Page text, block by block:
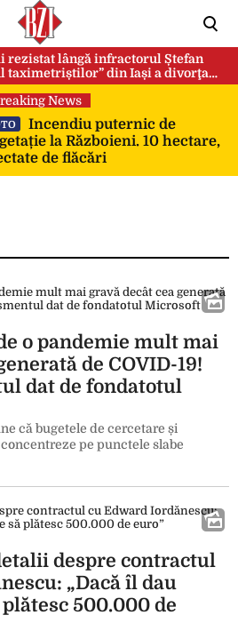
rezistat lângă infractorul Ștefan
taximetriștilor” din Iași a divorţat
News
Incendiu puternic de
la Războieni. 10 hectare,
de flăcări
o pandemie mult mai
de COVID-19!
dat de fondatotul
că bugetele de cercetare și
pe punctele slabe
despre contractul
„Dacă îl dau
500.000 de